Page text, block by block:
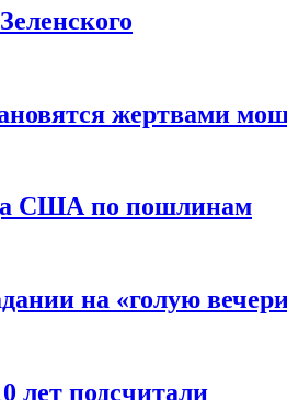
жертвами
США по пошлинам
на «голую
лет подсчитали